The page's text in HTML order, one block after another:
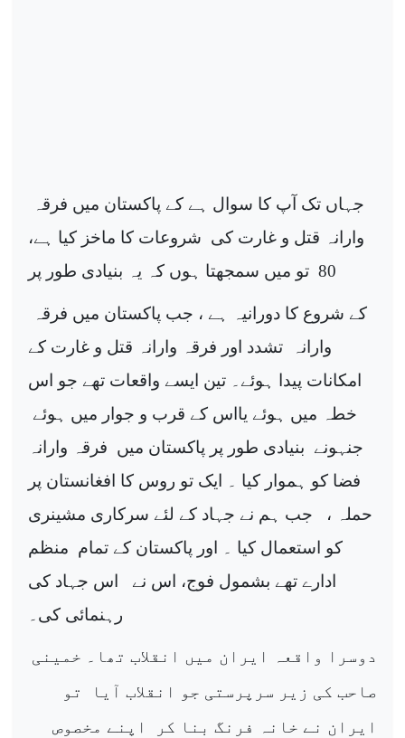
جہاں تک آپ کا سوال ہے کے پاکستان میں فرقہ
وارانہ قتل و غارت کی شروعات کا ماخز کیا ہے،
80
کے شروع کا دورانیہ ہے ، جب پاکستان میں فرقہ
وارانہ
تشدد اور فرقہ وارانہ قتل و غارت کے
امکانات پیدا ہوئے۔ تین ایسے واقعات تھے جو اس
خطہ میں ہوئے یااس کے قرب و جوار میں ہوئے
جنہونے بنیادی طور پر پاکستان میں فرقہ وارانہ
فضا کو ہموار کیا ۔ ایک تو روس کا افغانستان پر
حملہ ،
جب ہم نے جہاد کے لئے سرکاری مشینری
کو استعمال کیا ۔ اور پاکستان کے تمام منظم
ادارے تھے بشمول فوج، اس نے
اس جہاد کی
رہنمائی کی۔
دوسرا واقعہ ایران میں انقلاب تھا۔ خمینی
صاحب کی زیر سرپرستی جو انقلاب آیا
تو
ایران نے خانہ فرنگ بنا کر
اپنے مخصوص